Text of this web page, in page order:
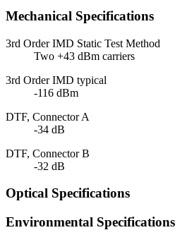
Mechanical Specifications
3rd Order IMD Static Test Method
Two +43 dBm carriers
3rd Order IMD typical
-116 dBm
DTF, Connector A
-34 dB
DTF, Connector B
-32 dB
Optical Specifications
Environmental Specifications